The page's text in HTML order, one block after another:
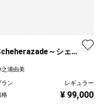
～シェヘ
之浦由美
ラン
レギュラー
格
¥ 99,000